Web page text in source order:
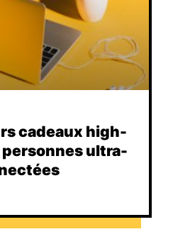
cadeaux high-
ultra-